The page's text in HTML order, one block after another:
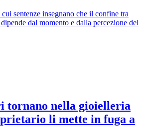
sentenze insegnano che il confine tra
dal momento e dalla percezione del
tornano nella gioielleria
li mette in fuga a